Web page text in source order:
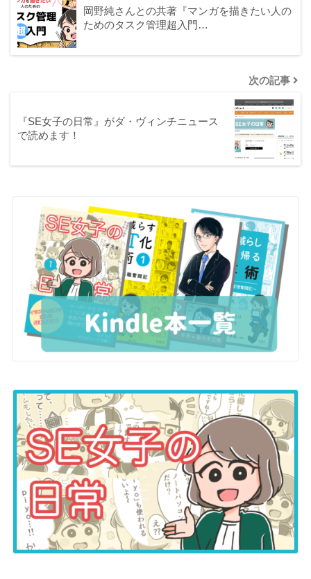
岡野純さんとの共著『マンガを描きたい人の
ためのタスク管理超入門…
次の記事
『SE女子の日常』がダ・ヴィンチニュース
で読めます！